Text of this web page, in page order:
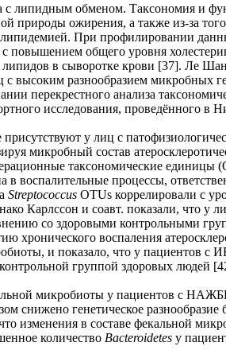
с липидным обменом. Таксономия и
природы ожирения, а также из-за
При профилировании
повышением общего уровня
липидов в сыворотке крови [37]. Ле
высоким разнообразием микробных
перекрестного анализа
исследования, проведённого в
у лиц с
микробный состав
таксономические единицы
воспалительные процессы,
Streptococcus OTUs коррелировали с
Карлссон и соавт. показали, что у
со здоровыми контрольными
хронического воспаления
и показало, что у пациентов с
группой здоровых людей
микробиоты у пациентов с
снижено генетическое
изменения в составе фекальной
количество Bacteroidetes у